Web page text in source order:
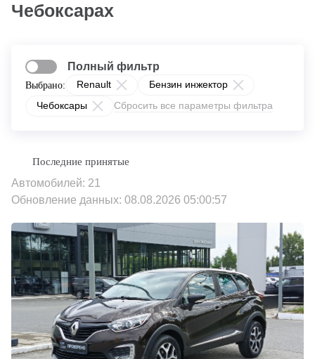
Чебоксарах
Выбрано: Renault
Бензин инжектор
Чебоксары
Сбросить все параметры фильтра
Полный фильтр
Автомобилей: 21
Обновление данных: 08.08.2026 05:00:57